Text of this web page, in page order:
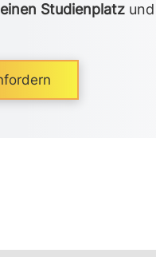
Studienplatzund